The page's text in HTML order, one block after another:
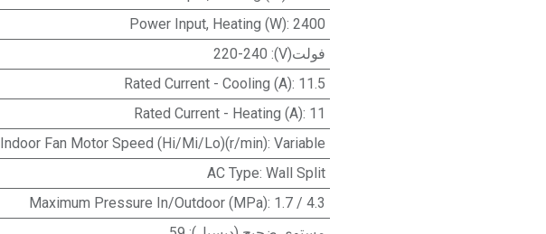
Power Input, Heating (W):2400
فولت(V)
:
220-240
Rated Current - Cooling (A): 11.5
Rated Current - Heating (A): 11
Indoor Fan Motor Speed (Hi/Mi/Lo)(r/min):Variable
AC Type:Wall Split
Maximum Pressure In/Outdoor (MPa): 1.7 / 4.3